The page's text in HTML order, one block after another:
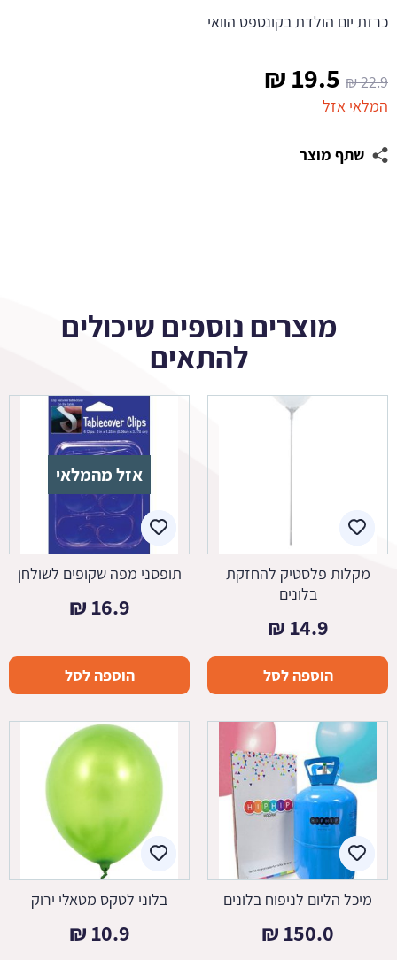
22.9
₪ המחיר
המקורי
היה:
19.5
₪
המלאי אזל
שתף מוצר
כרזת יום הולדת בקונספט הוואי
מוצרים נוספים שיכולים
להתאים
מקלות פלסטיק להחזקת
בלונים
14.9
₪
הוספה לסל
אזל מהמלאי
תופסני מפה שקופים לשולחן
16.9
₪
הוספה לסל
מיכל הליום לניפוח בלונים
150.0
₪
בלוני לטקס מטאלי ירוק
10.9
₪